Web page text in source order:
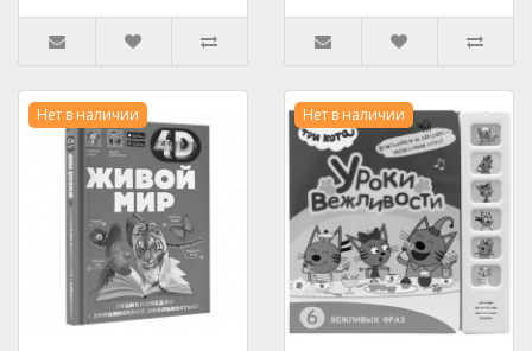
Нет в наличии Нет в наличии